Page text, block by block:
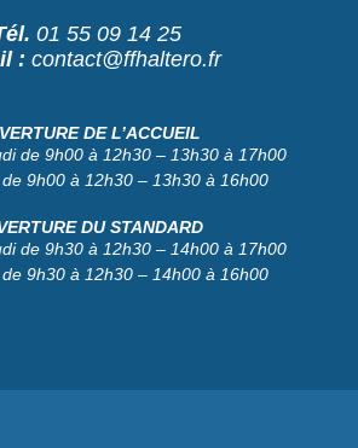
01 55 09 14 25
: contact@ffhaltero.fr
DE L’ACCUEIL
de 9h00 à 12h30 – 13h30 à 17h00
9h00 à 12h30 – 13h30 à 16h00
DU STANDARD
de 9h30 à 12h30 – 14h00 à 17h00
9h30 à 12h30 – 14h00 à 16h00